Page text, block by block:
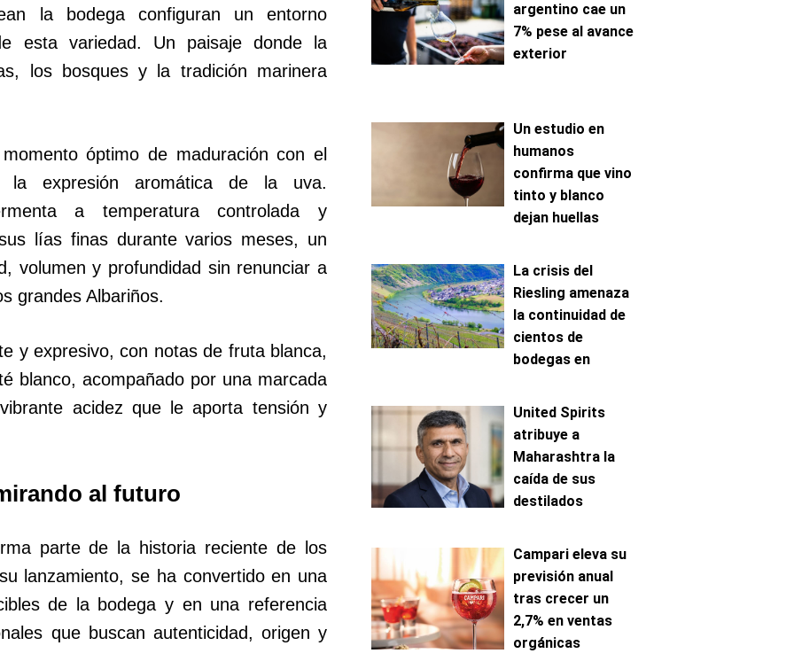
la bodega configuran un entorno
esta variedad. Un paisaje donde la
los bosques y la tradición marinera
óptimo de maduración con el
la expresión aromática de la uva.
a temperatura controlada y
lías finas durante varios meses, un
volumen y profundidad sin renunciar a
grandes Albariños.
y expresivo, con notas de fruta blanca,
blanco, acompañado por una marcada
acidez que le aporta tensión y
al futuro
parte de la historia reciente de los
lanzamiento, se ha convertido en una
de la bodega y en una referencia
que buscan autenticidad, origen y
argentino cae un
7% pese al avance
exterior
Un estudio en
humanos
confirma que vino
tinto y blanco
dejan huellas
distintas
La crisis del
Riesling amenaza
la continuidad de
cientos de
bodegas en
United Spirits
atribuye a
Maharashtra la
caída de sus
destilados
Campari eleva su
previsión anual
tras crecer un
2,7% en ventas
orgánicas